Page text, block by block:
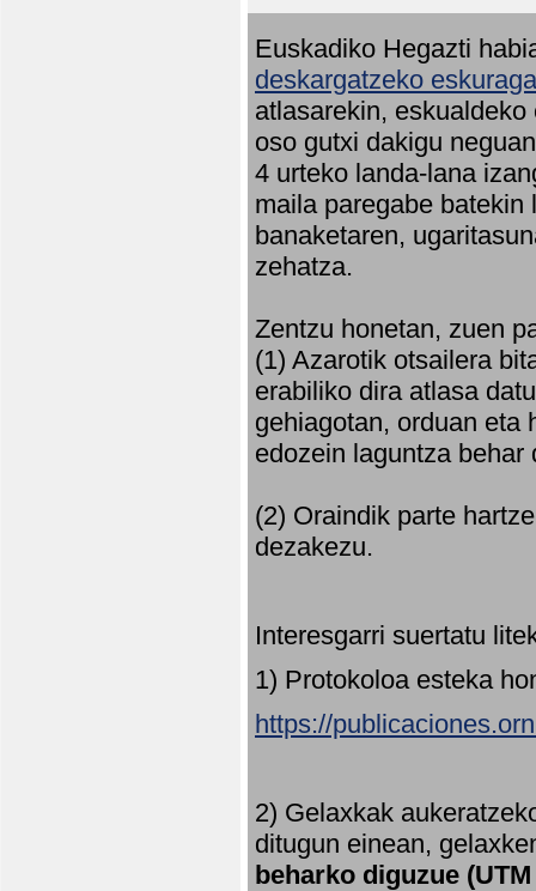
Euskadiko Hegazti
deskargatzeko
atlasarekin,
oso gutxi dakigu
4 urteko landa-lana
maila paregabe
banaketaren,
zehatza.
Zentzu honetan, zuen
(1) Azarotik otsailera
erabiliko dira atlasa
gehiagotan, orduan eta
edozein laguntza behar
(2) Oraindik parte
dezakezu.
Interesgarri suertatu
1) Protokoloa esteka
https://
2) Gelaxkak
ditugun einean,
beharko diguzue